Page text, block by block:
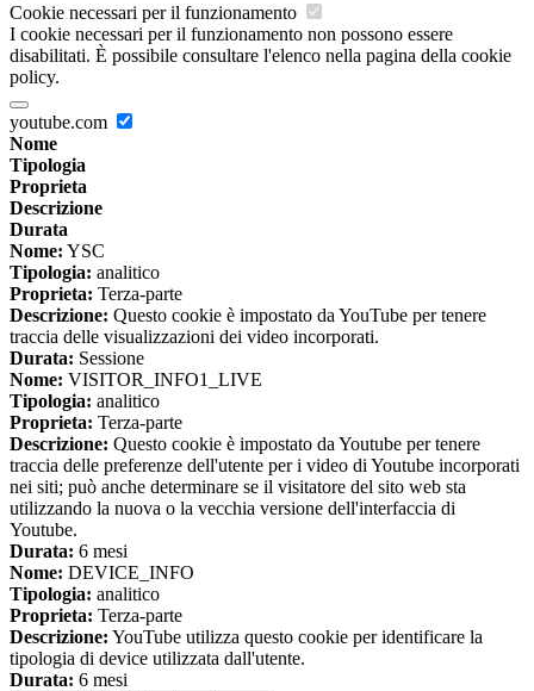
Cookie necessari per il funzionamento
I cookie necessari per il funzionamento non possono essere
disabilitati. È possibile consultare l'elenco nella pagina della cookie
policy.
youtube.com
Nome
Tipologia
Proprieta
Descrizione
Durata
Nome: YSC
Tipologia: analitico
Proprieta: Terza-parte
Descrizione: Questo cookie è impostato da YouTube per tenere
traccia delle visualizzazioni dei video incorporati.
Durata: Sessione
Nome: VISITOR_INFO1_LIVE
Tipologia: analitico
Proprieta: Terza-parte
Descrizione: Questo cookie è impostato da Youtube per tenere
traccia delle preferenze dell'utente per i video di Youtube incorporati
nei siti; può anche determinare se il visitatore del sito web sta
utilizzando la nuova o la vecchia versione dell'interfaccia di
Youtube.
Durata: 6 mesi
Nome: DEVICE_INFO
Tipologia: analitico
Proprieta: Terza-parte
Descrizione: YouTube utilizza questo cookie per identificare la
tipologia di device utilizzata dall'utente.
Durata: 6 mesi